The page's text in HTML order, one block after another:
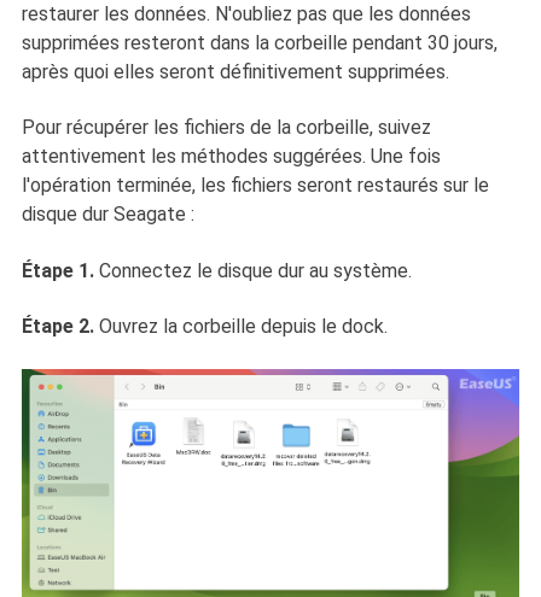
restaurer les données. N'oubliez pas que les données
supprimées resteront dans la corbeille pendant 30 jours,
après quoi elles seront définitivement supprimées.
Pour récupérer les fichiers de la corbeille, suivez
attentivement les méthodes suggérées. Une fois
l'opération terminée, les fichiers seront restaurés sur le
disque dur Seagate :
Étape 1.Connectez le disque dur au système.
Étape 2.Ouvrez la corbeille depuis le dock.